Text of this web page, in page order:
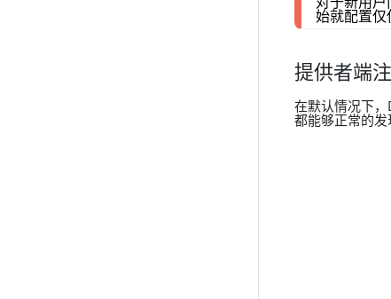
始就配置仅
提供者端
在默认情况下
都能够正常的发